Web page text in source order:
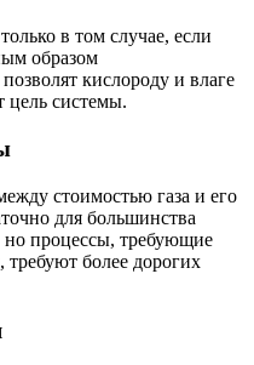
в том случае, если
образом
кислороду и влаге
цель системы.
стоимостью газа и его
для большинства
процессы, требующие
более дорогих